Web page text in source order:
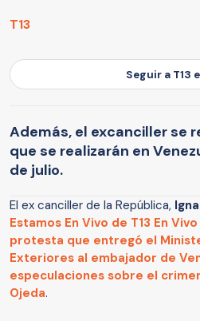
T13
Seguir a T13
Además, el excanciller se
que se realizarán en
de julio.
El ex canciller de la República,
Estamos En Vivo de T13 En Vivo
protesta que entregó el
Exteriores al embajador de
especulaciones sobre el
Ojeda.